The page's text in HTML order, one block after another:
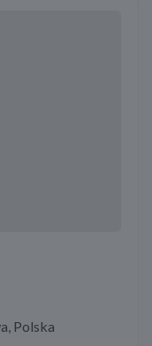
Polska